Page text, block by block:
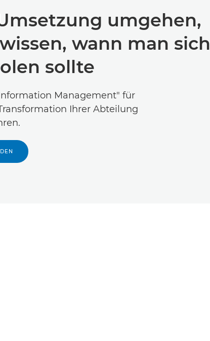
umgehen,
wann man sich
sollte
Management" für
Ihrer Abteilung